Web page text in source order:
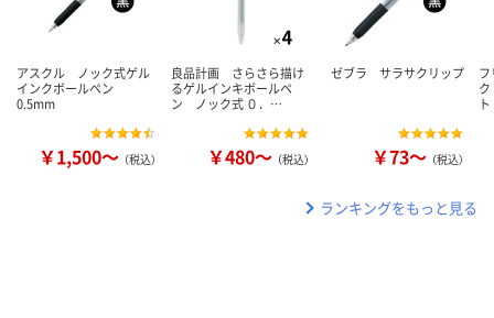
アスクル ノック式ゲル
インクボールペン
0.5mm
￥1,500～ （税込）
良品計画 さらさら描け
るゲルインキボールペ
ン ノック式 ０．…
￥480～ （税込）
ゼブラ サラサクリップ
￥73～ （税込）
ランキングをもっと見る